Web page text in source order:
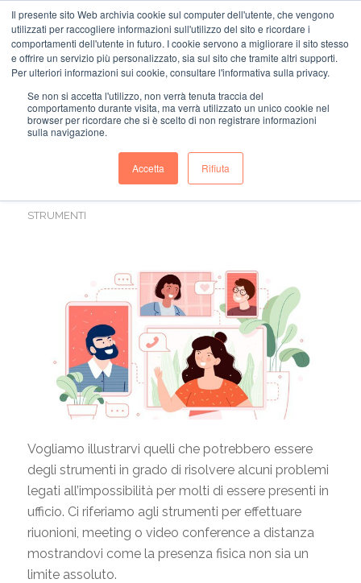
Il presente sito Web archivia cookie sul computer dell'utente, che vengono
utilizzati per raccogliere informazioni sull'utilizzo del sito e ricordare i
comportamenti dell'utente in futuro. I cookie servono a migliorare il sito stesso
e offrire un servizio più personalizzato, sia sul sito che tramite altri supporti.
Per ulteriori informazioni sui cookie, consultare l'informativa sulla privacy.
Se non si accetta l'utilizzo, non verrà tenuta traccia del
comportamento durante visita, ma verrà utilizzato un unico cookie nel
browser per ricordare che si è scelto di non registrare informazioni
sulla navigazione.
Accetta Rifiuta
COME FARE UNA
VIDEO CONFERENCE
EFFICACE
STRUMENTI
Vogliamo illustrarvi quelli che potrebbero essere
degli strumenti in grado di risolvere alcuni problemi
legati all’impossibilità per molti di essere presenti in
ufficio. Ci riferiamo agli strumenti per effettuare
riuonioni, meeting o video conference a distanza
mostrandovi come la presenza fisica non sia un
limite assoluto.